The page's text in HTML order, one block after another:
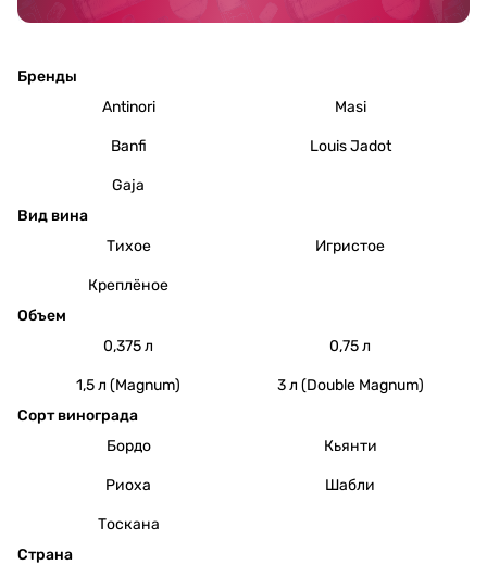
Бренды
Antinori
Masi
Banfi Louis Jadot
Gaja
Вид вина
Тихое
Игристое
Креплёное
Объем
0,375 л
0,75 л
1,5 л (Magnum)
3 л (Double Magnum)
Сорт винограда
Бордо
Кьянти
Риоха Шабли
Тоскана
Страна